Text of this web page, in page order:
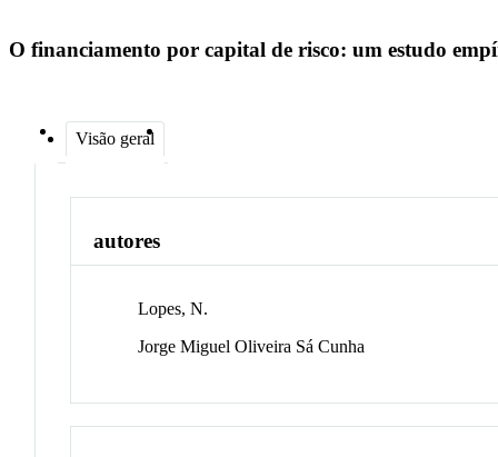
O financiamento por capital de risco: um estudo
Visão geral
autores
Lopes, N.
Jorge Miguel Oliveira Sá Cunha